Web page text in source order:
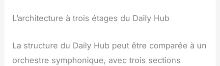
L’architecture à trois étages du Daily Hub
La structure du Daily Hub peut être comparée à un
orchestre symphonique, avec trois sections